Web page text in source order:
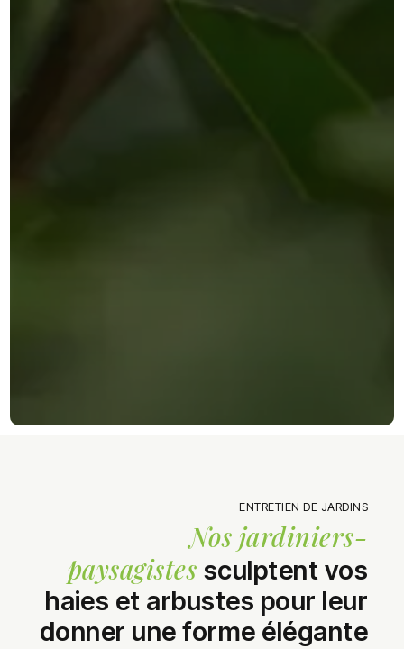
ENTRETIEN DE JARDINS
Nos jardiniers-
paysagistes sculptent vos
haies et arbustes pour leur
donner une forme élégante